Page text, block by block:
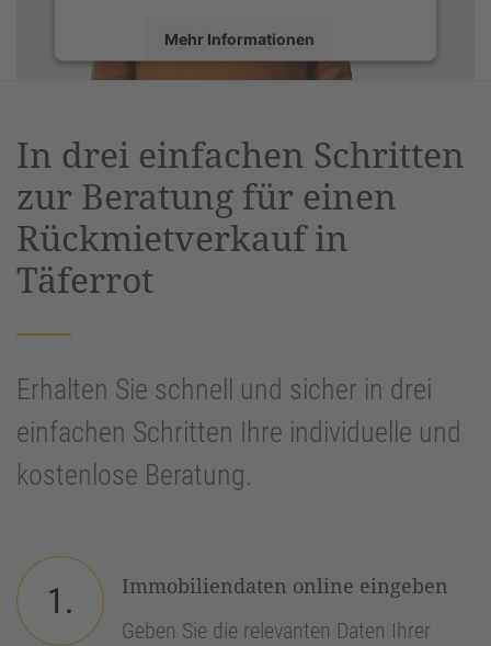
Mehr Informationen
Management Platform&eRecht24
In drei einfachen Schritten
zur Beratung für einen
Rückmietverkauf in
Täferrot
Erhalten Sie schnell und sicher in drei
einfachen Schritten Ihre individuelle und
kostenlose Beratung.
1.
Immobiliendaten online eingeben
Geben Sie die relevanten Daten Ihrer